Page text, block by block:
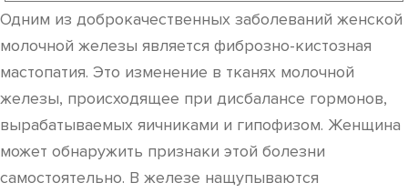
Одним из доброкачественных заболеваний женской
молочной железы является фиброзно-кистозная
мастопатия. Это изменение в тканях молочной
железы, происходящее при дисбалансе гормонов,
вырабатываемых яичниками и гипофизом. Женщина
может обнаружить признаки этой болезни
самостоятельно. В железе нащупываются